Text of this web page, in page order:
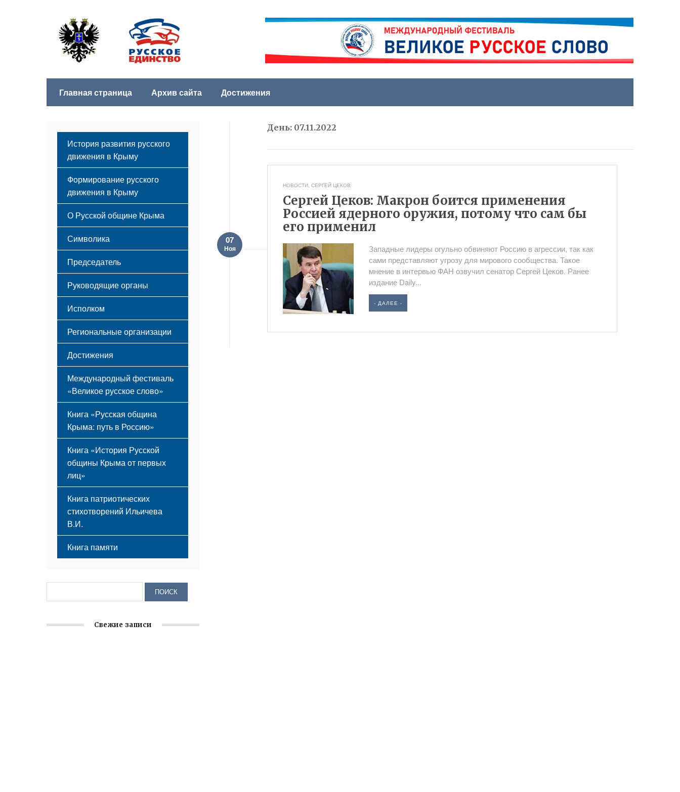
Главная страница Архив сайта Достижения
День: 07.11.2022
НОВОСТИ,СЕРГЕЙ ЦЕКОВ
Сергей Цеков: Макрон боится применения
Россией ядерного оружия, потому что сам бы
его применил
07
Ноя
Западные лидеры огульно обвиняют Россию в агрессии, так как
сами представляют угрозу для мирового сообщества. Такое
мнение в интервью ФАН озвучил сенатор Сергей Цеков. Ранее
издание Daily...
- ДАЛЕЕ -
История развития русского
движения в Крыму
Формирование русского
движения в Крыму
Русский Крым
О Русской общине Крыма
Этапы становления
Принципы деятельности
Структура
Мероприятия
Символика
Флаг
Герб
Гимн
Председатель
Руководящие органы
Исполком
Региональные организации
Достижения
Международный фестиваль
«Великое русское слово»
Книга «Русская община
Крыма: путь в Россию»
Книга «История Русской
общины Крыма от первых
лиц»
Книга патриотических
стихотворений Ильичева
В.И.
Книга памяти
Свежие записи